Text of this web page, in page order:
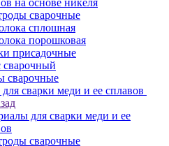
на основе никеля
сварочные
сплошная
порошковая
присадочные
сварочные
сварки меди и ее сплавов
для сварки меди и ее
сварочные